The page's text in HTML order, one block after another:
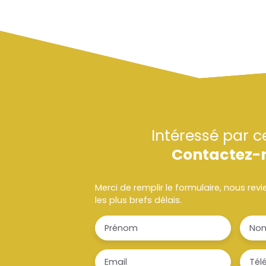
Intéressé par
Contactez-
Merci de remplir le formulaire, nous
les plus brefs délais.
Prénom
Email